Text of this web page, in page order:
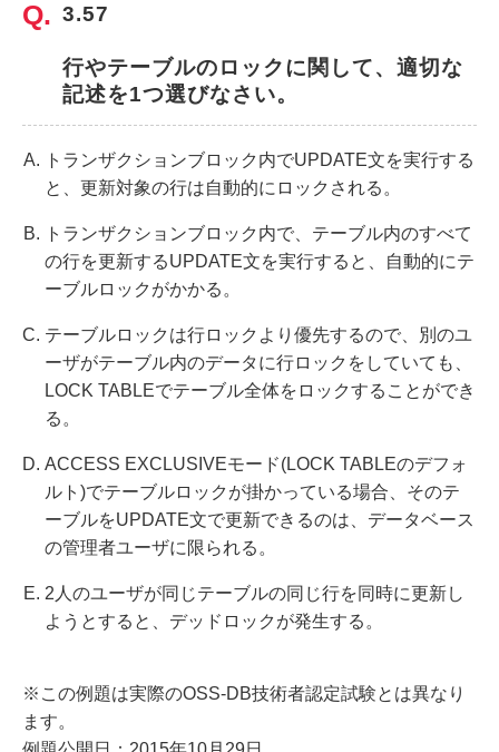
3.57
行やテーブルのロックに関して、適切な
記述を1つ選びなさい。
トランザクションブロック内でUPDATE文を実行する
と、更新対象の行は自動的にロックされる。
トランザクションブロック内で、テーブル内のすべて
の行を更新するUPDATE文を実行すると、自動的にテ
ーブルロックがかかる。
テーブルロックは行ロックより優先するので、別のユ
ーザがテーブル内のデータに行ロックをしていても、
LOCK TABLEでテーブル全体をロックすることができ
る。
ACCESS EXCLUSIVEモード(LOCK TABLEのデフォ
ルト)でテーブルロックが掛かっている場合、そのテ
ーブルをUPDATE文で更新できるのは、データベース
の管理者ユーザに限られる。
2人のユーザが同じテーブルの同じ行を同時に更新し
ようとすると、デッドロックが発生する。
※この例題は実際のOSS-DB技術者認定試験とは異なり
ます。